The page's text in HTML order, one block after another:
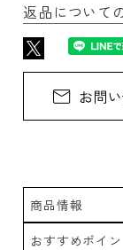
返品について
商品情報
おすすめポイ